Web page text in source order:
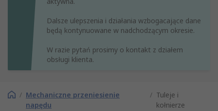
Dalsze ulepszenia i działania wzbogacające dane
będą kontynuowane w nadchodzącym okresie.
W razie pytań prosimy o kontakt z działem
obsługi klienta.
/ Mechaniczne przeniesienie
napędu
/ Tuleje i
kołnierze